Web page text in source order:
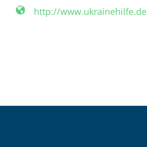
http://www.ukrainehilfe.de